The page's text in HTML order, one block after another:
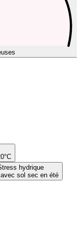
hydrique
sol sec en été